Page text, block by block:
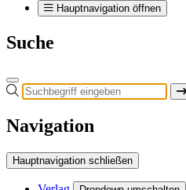
Hauptnavigation öffnen
Suche
Navigation
Hauptnavigation schließen